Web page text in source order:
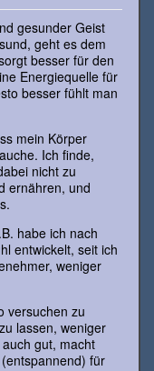
gesunder Geist
geht es dem
besser für den
Energiequelle für
besser fühlt man
mein Körper
Ich finde,
nicht zu
ernähren, und
habe ich nach
entwickelt, seit ich
weniger
versuchen zu
lassen, weniger
gut, macht
für